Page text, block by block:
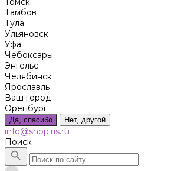
Тамбов
Тула
Ульяновск
Уфа
Чебоксары
Энгельс
Челябинск
Ярославль
Ваш город
Оренбург
Да, спасибо Нет, другой
info@shopiris.ru
Поиск